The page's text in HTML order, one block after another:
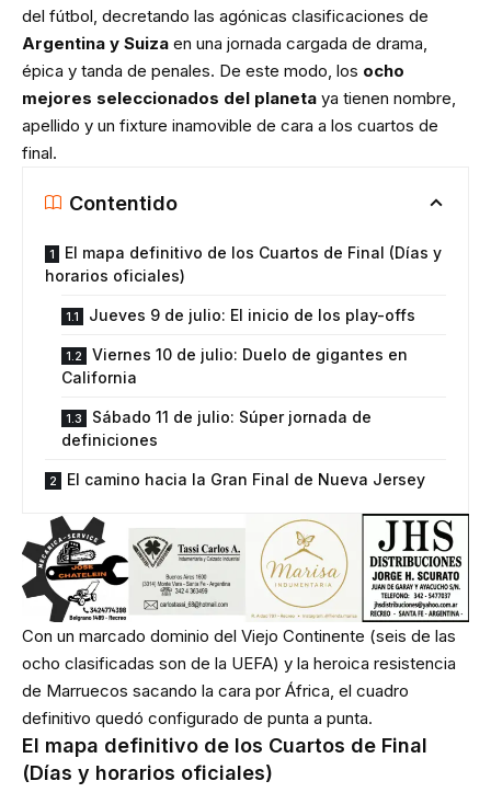
del fútbol, decretando las agónicas clasificaciones de
Argentina y Suiza en una jornada cargada de drama,
épica y tanda de penales. De este modo, los ocho
mejores seleccionados del planeta ya tienen nombre,
apellido y un fixture inamovible de cara a los cuartos de
final.
Contentido
El mapa definitivo de los Cuartos de Final (Días y
horarios oficiales)
Jueves 9 de julio: El inicio de los play-offs
Viernes 10 de julio: Duelo de gigantes en
California
Sábado 11 de julio: Súper jornada de
definiciones
El camino hacia la Gran Final de Nueva Jersey
Con un marcado dominio del Viejo Continente (seis de las
ocho clasificadas son de la UEFA) y la heroica resistencia
de Marruecos sacando la cara por África, el cuadro
definitivo quedó configurado de punta a punta.
El mapa definitivo de los Cuartos de Final
(Días y horarios oficiales)